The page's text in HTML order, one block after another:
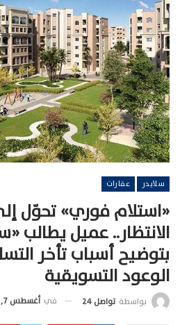
سلايدر عقارات
«استلام فوري» تحوّل
الانتظار.. عميل يطالب
بتوضيح أسباب تأخر
الوعود التسويقية
بواسطة تواصل 24 في أغسطس 7, 2026